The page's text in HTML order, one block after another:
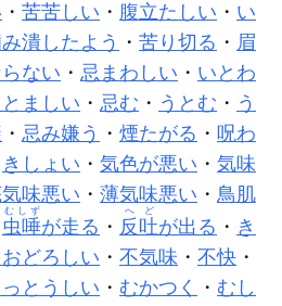
・ 苦苦しい ・ 腹立たしい ・ い
潰したよう ・ 苦り切る ・ 眉
ない ・ 忌まわしい ・ いとわ
とましい ・ 忌む ・ うとむ ・ う
・ 忌み嫌う ・ 煙たがる ・ 呪わ
きしょい ・ 気色が悪い ・ 気味
味悪い ・ 薄気味悪い ・ 鳥肌
虫唾
むしず
が走る ・ 反吐
へど
が出る ・ き
どろしい ・ 不気味 ・ 不快 ・
っとうしい ・ むかつく ・ むし